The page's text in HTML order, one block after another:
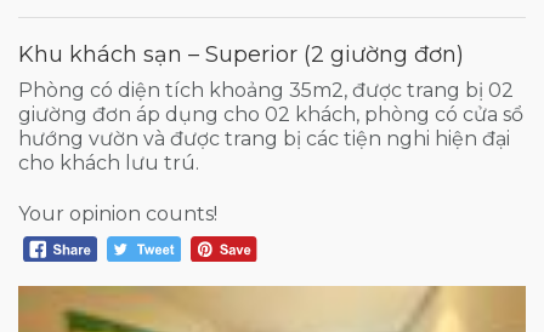
Khu khách sạn – Superior (2 giường đơn)
Phòng có diện tích khoảng 35m2, được trang bị 02
giường đơn áp dụng cho 02 khách, phòng có cửa sổ
hướng vườn và được trang bị các tiện nghi hiện đại
cho khách lưu trú.
Your opinion counts!